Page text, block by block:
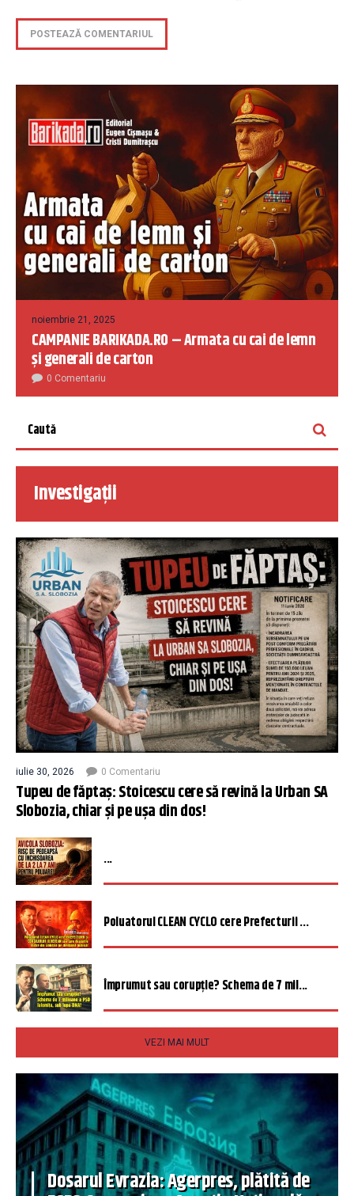
noiembrie 21, 2025
CAMPANIE BARIKADA.RO – Armata cu cai de lemn
și generali de carton
0 Comentariu
Investigații
iulie 30, 2026 0 Comentariu
Tupeu de făptaș: Stoicescu cere să revină la Urban SA
Slobozia, chiar și pe ușa din dos!
...
Poluatorul CLEAN CYCLO cere Prefecturii ...
Împrumut sau corupție? Schema de 7 mil...
VEZI MAI MULT
Dosarul Evrazia: Agerpres, plătită de